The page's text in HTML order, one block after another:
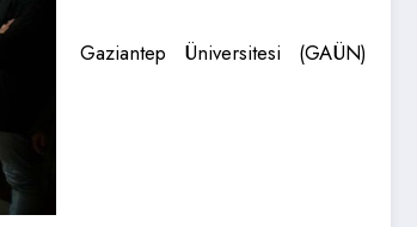
Gaziantep Üniversitesi (GAÜN)